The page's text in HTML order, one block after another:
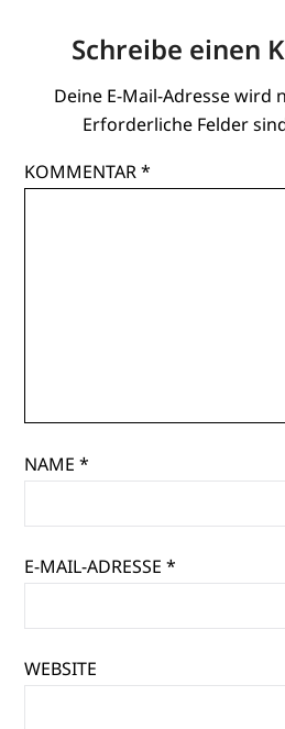
Schreibe einen
Deine E-Mail-Adresse wird
Erforderliche Felder
KOMMENTAR*
NAME*
E-MAIL-ADRESSE*
WEBSITE